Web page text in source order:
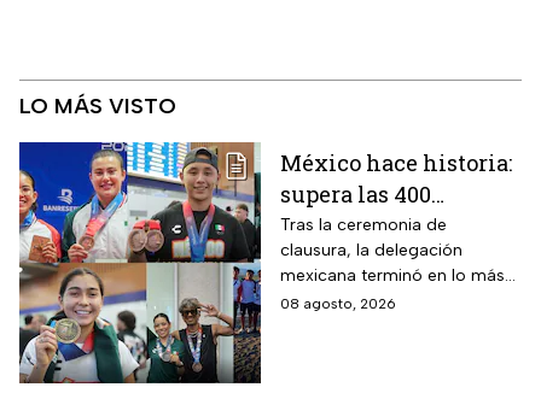
LO MÁS VISTO
México hace historia:
supera las 400
medallas en los
Juegos
Centroamericanos
2026 e impone récords
Tras la ceremonia de
clausura, la delegación
mexicana terminó en lo más
alto del medallero
08 agosto, 2026